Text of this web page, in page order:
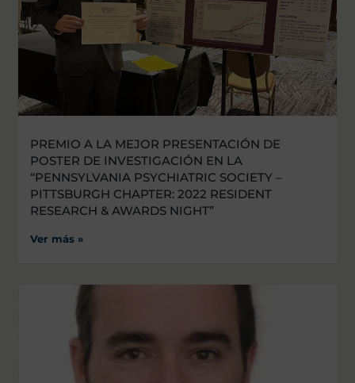
PREMIO A LA MEJOR PRESENTACIÓN DE
POSTER DE INVESTIGACIÓN EN LA
“PENNSYLVANIA PSYCHIATRIC SOCIETY –
PITTSBURGH CHAPTER: 2022 RESIDENT
RESEARCH & AWARDS NIGHT”
Ver más »